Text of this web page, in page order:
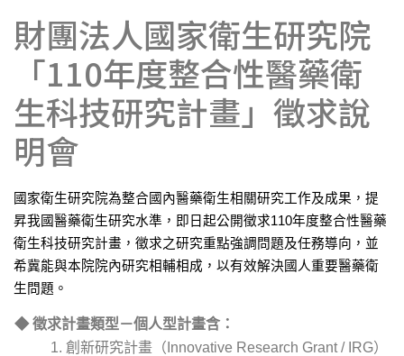
財團法人國家衛生研究院
「110年度整合性醫藥衛
生科技研究計畫」徵求說
明會
國家衛生研究院為整合國內醫藥衛生相關研究工作及成果，提
昇我國醫藥衛生研究水準，即日起公開徵求110年度整合性醫藥
衛生科技研究計畫，徵求之研究重點強調問題及任務導向，並
希冀能與本院院內研究相輔相成，以有效解決國人重要醫藥衛
生問題。
◆ 徵求計畫類型－個人型計畫含：
1. 創新研究計畫（Innovative Research Grant / IRG）